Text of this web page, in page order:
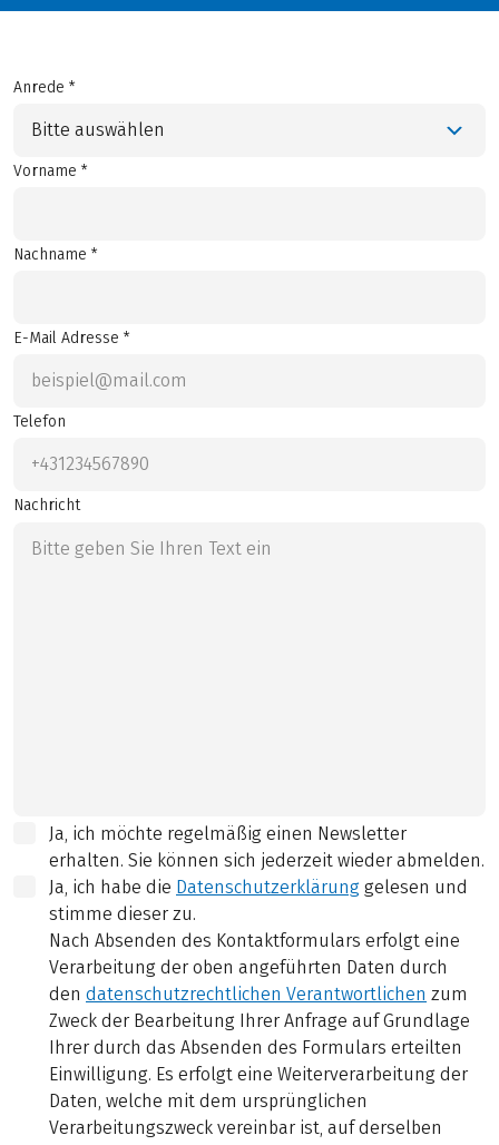
Anrede *
Bitte auswählen
Vorname *
Nachname *
E-Mail Adresse *
Telefon
Nachricht
Ja, ich möchte regelmäßig einen Newsletter
erhalten. Sie können sich jederzeit wieder abmelden.
Ja, ich habe die Datenschutzerklärung gelesen und
stimme dieser zu.
Nach Absenden des Kontaktformulars erfolgt eine
Verarbeitung der oben angeführten Daten durch
den datenschutzrechtlichen Verantwortlichen zum
Zweck der Bearbeitung Ihrer Anfrage auf Grundlage
Ihrer durch das Absenden des Formulars erteilten
Einwilligung. Es erfolgt eine Weiterverarbeitung der
Daten, welche mit dem ursprünglichen
Verarbeitungszweck vereinbar ist, auf derselben